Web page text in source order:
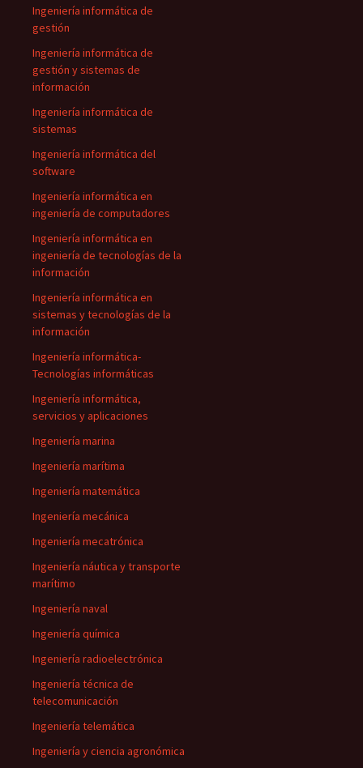
Ingeniería informática de
gestión
Ingeniería informática de
gestión y sistemas de
información
Ingeniería informática de
sistemas
Ingeniería informática del
software
Ingeniería informática en
ingeniería de computadores
Ingeniería informática en
ingeniería de tecnologías de la
información
Ingeniería informática en
sistemas y tecnologías de la
información
Ingeniería informática-
Tecnologías informáticas
Ingeniería informática,
servicios y aplicaciones
Ingeniería marina
Ingeniería marítima
Ingeniería matemática
Ingeniería mecánica
Ingeniería mecatrónica
Ingeniería náutica y transporte
marítimo
Ingeniería naval
Ingeniería química
Ingeniería radioelectrónica
Ingeniería técnica de
telecomunicación
Ingeniería telemática
Ingeniería y ciencia agronómica